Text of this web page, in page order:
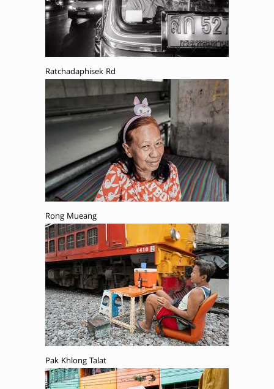
Ratchadaphisek Rd
Rong Mueang
Pak Khlong Talat